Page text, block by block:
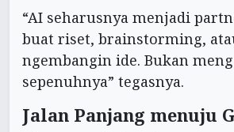
“AI seharusnya menjadi
buat riset, brainstorming,
ngembangin ide. Bukan
sepenuhnya” tegasnya.
Jalan Panjang menuju